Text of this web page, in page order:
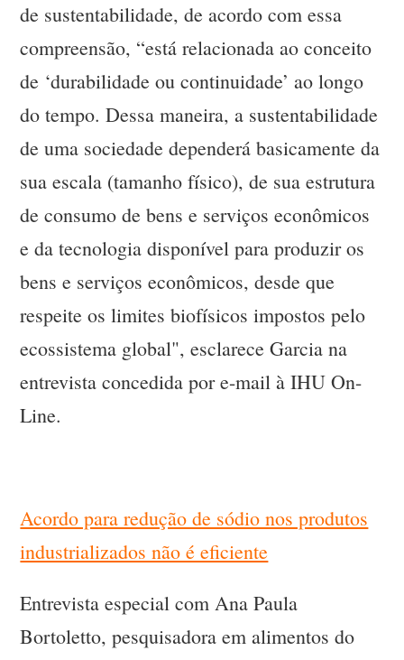
de sustentabilidade, de acordo com essa
compreensão, “está relacionada ao conceito
de ‘durabilidade ou continuidade’ ao longo
do tempo. Dessa maneira, a sustentabilidade
de uma sociedade dependerá basicamente da
sua escala (tamanho físico), de sua estrutura
de consumo de bens e serviços econômicos
e da tecnologia disponível para produzir os
bens e serviços econômicos, desde que
respeite os limites biofísicos impostos pelo
ecossistema global", esclarece Garcia na
entrevista concedida por e-mail à IHU On-
Line.
Acordo para redução de sódio nos produtos
industrializados não é eficiente
Entrevista especial com Ana Paula
Bortoletto, pesquisadora em alimentos do